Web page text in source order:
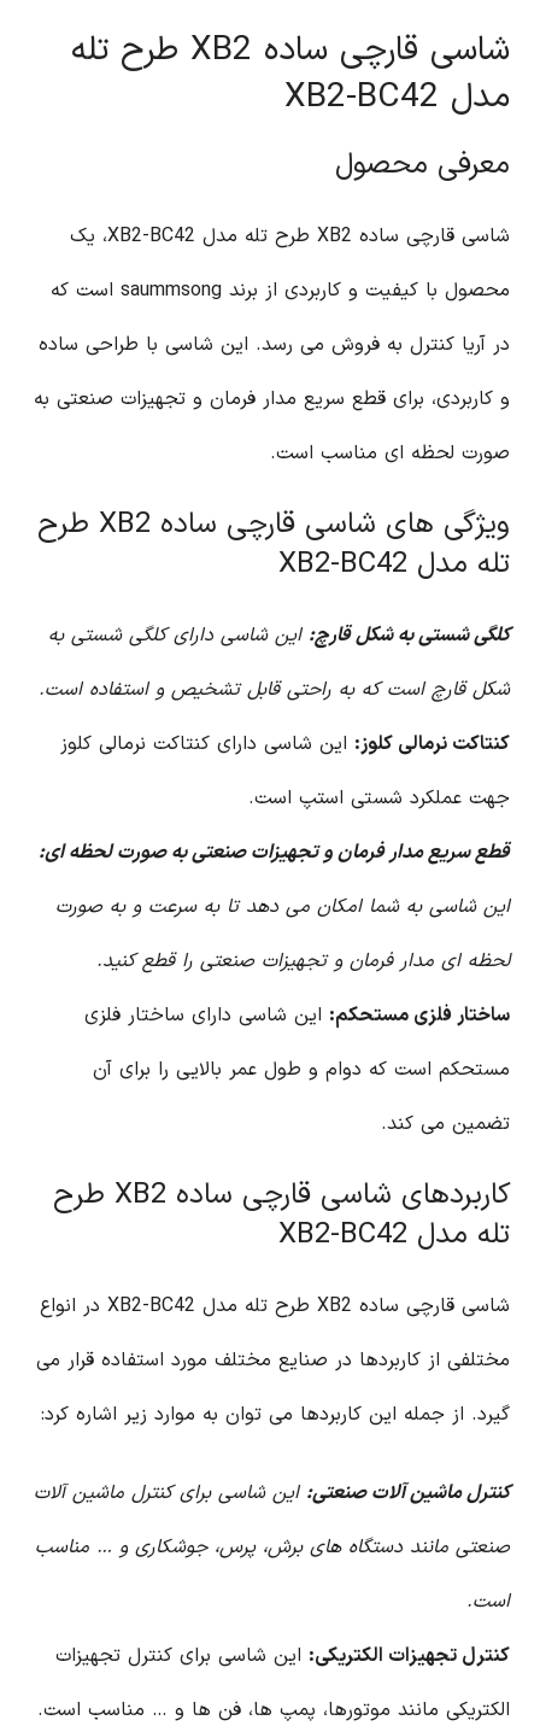
شاسی قارچی ساده XB2 طرح تله
مدل XB2-BC42
معرفی محصول
شاسی قارچی ساده XB2 طرح تله مدل XB2-BC42، یک
محصول با کیفیت و کاربردی از برند saummsong است که
در آریا کنترل به فروش می رسد. این شاسی با طراحی ساده
و کاربردی، برای قطع سریع مدار فرمان و تجهیزات صنعتی به
صورت لحظه ای مناسب است.
ویژگی های شاسی قارچی ساده XB2 طرح
تله مدل XB2-BC42
کلگی شستی به شکل قارچ: این شاسی دارای کلگی شستی به
شکل قارچ است که به راحتی قابل تشخیص و استفاده است.
کنتاکت نرمالی کلوز: این شاسی دارای کنتاکت نرمالی کلوز
جهت عملکرد شستی استپ است.
قطع سریع مدار فرمان و تجهیزات صنعتی به صورت لحظه ای:
این شاسی به شما امکان می دهد تا به سرعت و به صورت
لحظه ای مدار فرمان و تجهیزات صنعتی را قطع کنید.
ساختار فلزی مستحکم: این شاسی دارای ساختار فلزی
مستحکم است که دوام و طول عمر بالایی را برای آن
تضمین می کند.
کاربردهای شاسی قارچی ساده XB2 طرح
تله مدل XB2-BC42
شاسی قارچی ساده XB2 طرح تله مدل XB2-BC42 در انواع
مختلفی از کاربردها در صنایع مختلف مورد استفاده قرار می
گیرد. از جمله این کاربردها می توان به موارد زیر اشاره کرد:
کنترل ماشین آلات صنعتی: این شاسی برای کنترل ماشین آلات
صنعتی مانند دستگاه های برش، پرس، جوشکاری و … مناسب
است.
کنترل تجهیزات الکتریکی: این شاسی برای کنترل تجهیزات
الکتریکی مانند موتورها، پمپ ها، فن ها و … مناسب است.